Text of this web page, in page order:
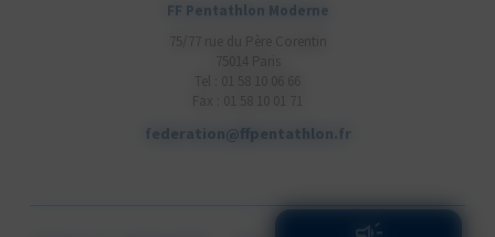
FF Pentathlon Moderne
federation@ffpentathlon.fr